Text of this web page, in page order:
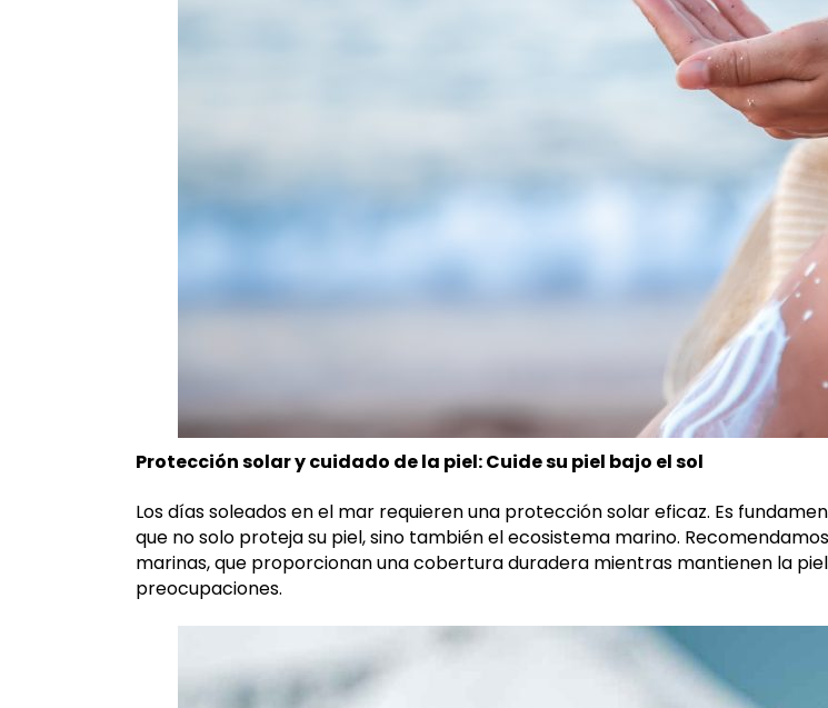
Protección solar y cuidado de la piel: Cuide su piel bajo el sol
Los días soleados en el mar requieren una protección solar eficaz. Es
que no solo proteja su piel, sino también el ecosistema marino.
marinas, que proporcionan una cobertura duradera mientras mantienen la
preocupaciones.